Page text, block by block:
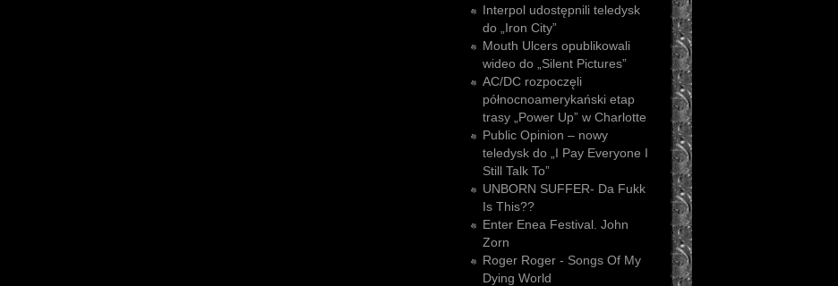
Interpol udostępnili teledysk
do „Iron City”
Mouth Ulcers opublikowali
wideo do „Silent Pictures”
AC/DC rozpoczęli
północnoamerykański etap
trasy „Power Up” w Charlotte
Public Opinion – nowy
teledysk do „I Pay Everyone I
Still Talk To”
UNBORN SUFFER- Da Fukk
Is This??
Enter Enea Festival. John
Zorn
Roger Roger - Songs Of My
Dying World